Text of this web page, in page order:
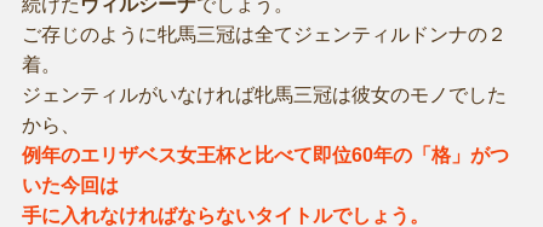
ご存じのように牝馬三冠は全てジェンティルドンナの２
着。
ジェンティルがいなければ牝馬三冠は彼女のモノでした
から、
例年のエリザベス女王杯と比べて即位60年の「格」がつ
いた今回は
手に入れなければならないタイトルでしょう。